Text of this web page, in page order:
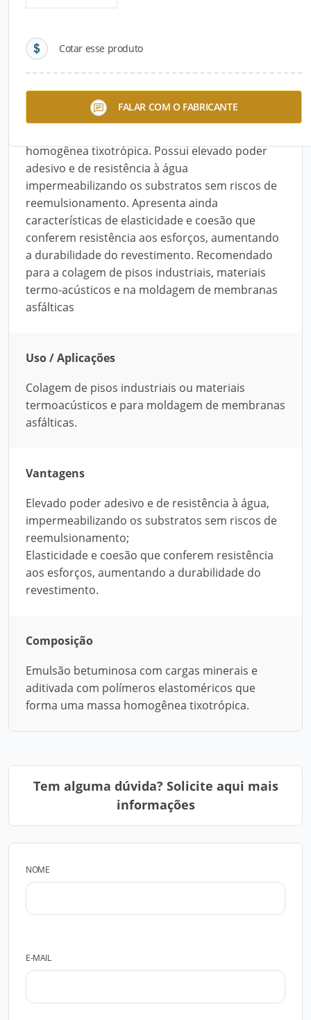
Cotar esse produto
FALAR COM O FABRICANTE
Detalhes do produto
Descrição do Produto
Betumix BL-620 é uma emulsão betuminosa com
cargas minerais e aditivada com polímeros
homogênea tixotrópica. Possui elevado poder
adesivo e de resistência à água
impermeabilizando os substratos sem riscos de
reemulsionamento. Apresenta ainda
características de elasticidade e coesão que
conferem resistência aos esforços, aumentando
a durabilidade do revestimento. Recomendado
para a colagem de pisos industriais, materiais
termo-acústicos e na moldagem de membranas
asfálticas
Uso / Aplicações
Colagem de pisos industriais ou materiais
termoacústicos e para moldagem de membranas
asfálticas.
Vantagens
Elevado poder adesivo e de resistência à água,
impermeabilizando os substratos sem riscos de
reemulsionamento;
Elasticidade e coesão que conferem resistência
aos esforços, aumentando a durabilidade do
revestimento.
Composição
Emulsão betuminosa com cargas minerais e
aditivada com polímeros elastoméricos que
forma uma massa homogênea tixotrópica.
Tem alguma dúvida? Solicite aqui mais
informações
NOME
E-MAIL